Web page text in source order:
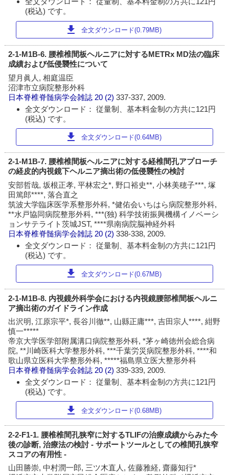
(税込) です。
download 全文ダウンロード(0.79MB)
2-1-M1B-6. 腰椎椎間板ヘルニアに対するMETRx MD法の臨床
成績および低侵襲性について
望月眞人, 相庭温臣
沼津市立病院整形外科
日本脊椎脊髄病学会雑誌 20 (2)337-337, 2009.
全文ダウンロード： 従量制、基本料金制の方共に121円
(税込) です。
download 全文ダウンロード(0.64MB)
2-1-M1B-7. 腰椎椎間板ヘルニアに対する経椎間孔アプローチ
の経皮的内視鏡下ヘルニア摘出術の低侵襲性の検討
安部哲哉, 坂根正孝, 平林宏之*, 野口裕史**, 小林美穂子***, 塚
田篤郎****, 落合直之
筑波大学臨床医学系整形外科, *健佑会いちはら病院整形外科,
**水戸協同病院整形外科, ***(独) 科学技術振興機構イノベーシ
ョンサテライト茨城JST, ****県南病院脳神経外科
日本脊椎脊髄病学会雑誌 20 (2)338-338, 2009.
全文ダウンロード： 従量制、基本料金制の方共に121円
(税込) です。
download 全文ダウンロード(0.67MB)
2-1-M1B-8. 内視鏡外科学会における内視鏡腰部椎間板ヘルニ
ア摘出術のガイドライン作成
出沢明, 江原宗平*, 長谷川徹**, 山縣正庸***, 吉田宗人****, 紺野
慎一*****
帝京大学医学部附属溝口病院整形外科, *茅ヶ崎徳州会総合病
院, **川崎医科大学整形外科, ***千葉労災病院整形外科, ****和
歌山県立医科大学整形外科, *****福島県立医大整形外科
日本脊椎脊髄病学会雑誌 20 (2)339-339, 2009.
全文ダウンロード： 従量制、基本料金制の方共に121円
(税込) です。
download 全文ダウンロード(0.68MB)
2-2-F1-1. 腰椎椎間孔狭窄に対するTLIFの治療成績からみた今
後の診断, 治療法の検討 - サポートツールとしての椎間孔狭窄
スコアの有用性 -
山田勝崇, 中村潤一郎, 三ツ木直人, 佐藤雅経, 齋藤知行*